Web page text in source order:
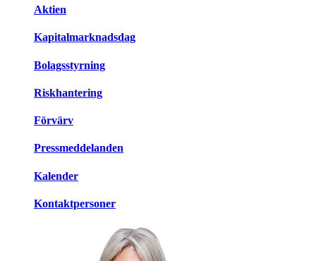
Aktien
Kapitalmarknadsdag
Bolagsstyrning
Riskhantering
Förvärv
Pressmeddelanden
Kalender
Kontaktpersoner